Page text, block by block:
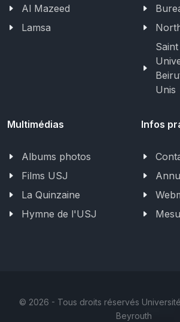
Al Mazeed
Lamsa
Unis
Multimédias
Albums photos
Films USJ
La Quinzaine
Hymne de l'USJ
Infos
© 2026 - Tous droits réservés
Beyrouth